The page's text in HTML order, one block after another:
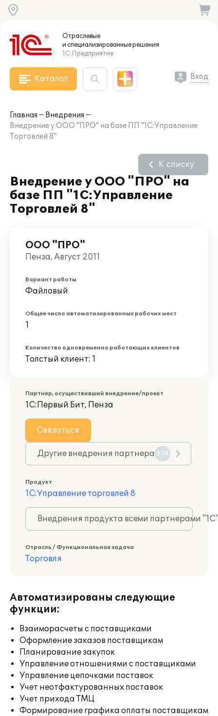
Отраслевые
и специализированныерешения
1С:Предприятие
Каталог Вход
Главная
Внедрения
Внедрение у ООО "ПРО" на базе ПП "1С:Управление
Торговлей 8"
Внедрение у ООО "ПРО" на
базе ПП "1С:Управление
Торговлей 8"
К списку
ООО "ПРО"
Пенза, Август 2011
Вариант работы
Файловый
Общее число автоматизированных рабочих мест
1
Количество одновременно работающих клиентов
Толстый клиент: 1
Партнер, осуществивший внедрение/проект
1С:Первый Бит, Пенза
Связаться
Другие внедрения партнера 230
Продукт
1С:Управление торговлей 8
Внедрения продукта всеми партнерами
Отрасль / Функциональная задача
Торговля
Автоматизированы следующие
функции:
Взаиморасчеты с поставщиками
Оформление заказов поставщикам
Планирование закупок
Управление отношениями с поставщиками
Управление цепочками поставок
Учет неотфактурованных поставок
Учет прихода ТМЦ
Формирование графика оплаты поставщикам